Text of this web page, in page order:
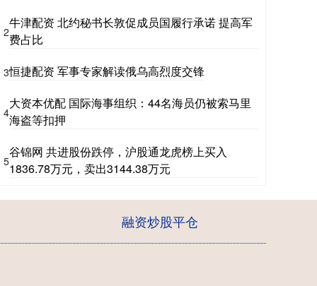
2
牛津配资 北约秘书长敦促成员国履行承诺 提高军
费占比
3恒捷配资 军事专家解读俄乌高烈度交锋
4
大资本优配 国际海事组织：44名海员仍被索马里
海盗等扣押
5
谷锦网 共进股份跌停，沪股通龙虎榜上买入
1836.78万元，卖出3144.38万元
融资炒股平仓